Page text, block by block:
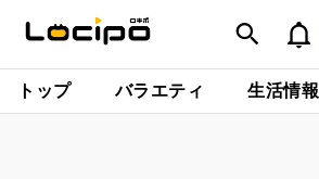
トップ バラエティ 生活情報